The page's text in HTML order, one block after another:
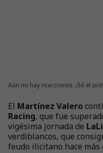
Aún no hay reacciones. ¡Sé el
El Martínez Valero
Racing, que fue
vigésima jornada de
verdiblancos, que
feudo ilicitano hace más